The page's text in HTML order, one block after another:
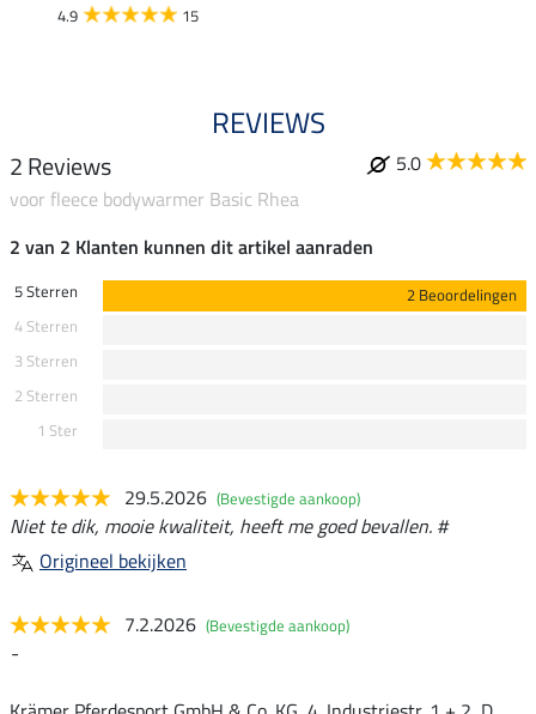
4.9 15
REVIEWS
2 Reviews
5.0
voor fleece bodywarmer Basic Rhea
2 van 2 Klanten kunnen dit artikel aanraden
5 Sterren
2 Beoordelingen
4 Sterren
3 Sterren
2 Sterren
1 Ster
29.5.2026 (Bevestigde aankoop)
Niet te dik, mooie kwaliteit, heeft me goed bevallen. #
Origineel bekijken
7.2.2026 (Bevestigde aankoop)
-